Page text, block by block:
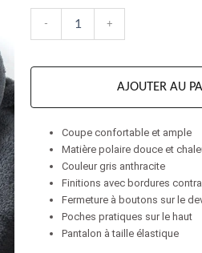
-
Pilou
polaire
+
AJOUTER AU
Coupe confortable et ample
Matière polaire douce et
Couleur gris anthracite
Finitions avec bordures
Fermeture à boutons sur le
Poches pratiques sur le haut
Pantalon à taille élastique